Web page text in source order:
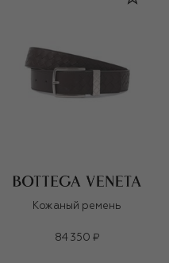
Кожаный ремень
84 350 ₽